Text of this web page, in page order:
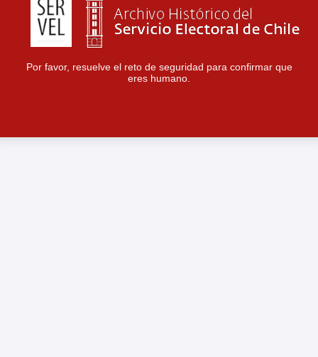
Por favor, resuelve el reto de seguridad para confirmar que
eres humano.